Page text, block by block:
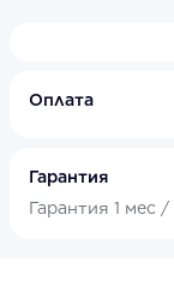
Оплата
Гарантия
Гарантия 1 мес /